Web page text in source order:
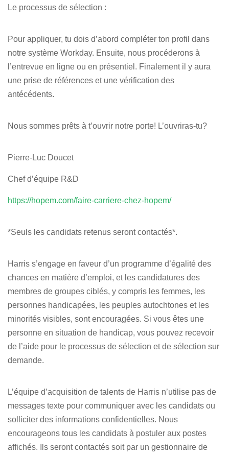
Le processus de sélection :
Pour appliquer, tu dois d’abord compléter ton profil dans
notre système Workday. Ensuite, nous procéderons à
l’entrevue en ligne ou en présentiel. Finalement il y aura
une prise de références et une vérification des
antécédents.
Nous sommes prêts à t’ouvrir notre porte! L’ouvriras-tu?
Pierre-Luc Doucet
Chef d’équipe R&D
https://hopem.com/faire-carriere-chez-hopem/
*Seuls les candidats retenus seront contactés*.
Harris s’engage en faveur d’un programme d’égalité des
chances en matière d’emploi, et les candidatures des
membres de groupes ciblés, y compris les femmes, les
personnes handicapées, les peuples autochtones et les
minorités visibles, sont encouragées. Si vous êtes une
personne en situation de handicap, vous pouvez recevoir
de l’aide pour le processus de sélection et de sélection sur
demande.
L’équipe d’acquisition de talents de Harris n’utilise pas de
messages texte pour communiquer avec les candidats ou
solliciter des informations confidentielles. Nous
encourageons tous les candidats à postuler aux postes
affichés. Ils seront contactés soit par un gestionnaire de